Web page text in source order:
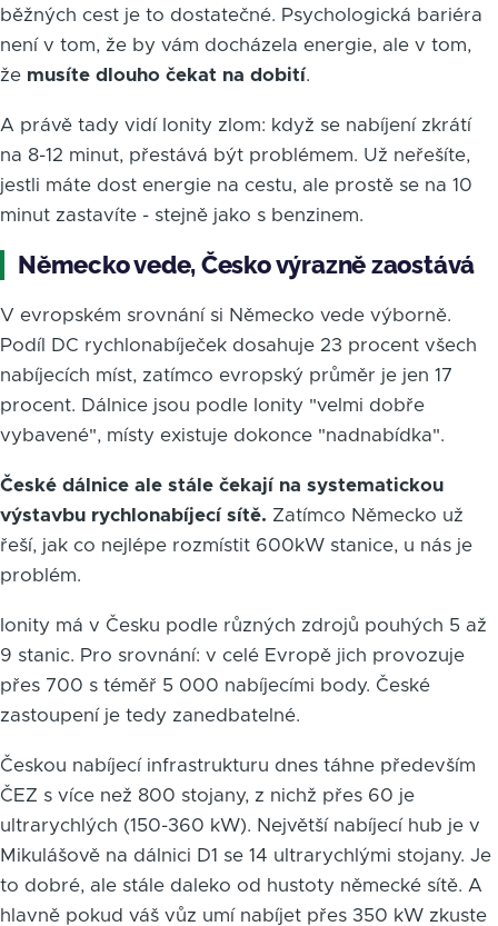
běžných cest je to dostatečné. Psychologická bariéra
není v tom, že by vám docházela energie, ale v tom,
že musíte dlouho čekat na dobití.
A právě tady vidí Ionity zlom: když se nabíjení zkrátí
na 8-12 minut, přestává být problémem. Už neřešíte,
jestli máte dost energie na cestu, ale prostě se na 10
minut zastavíte - stejně jako s benzinem.
Německo vede, Česko výrazně zaostává
V evropském srovnání si Německo vede výborně.
Podíl DC rychlonabíječek dosahuje 23 procent všech
nabíjecích míst, zatímco evropský průměr je jen 17
procent. Dálnice jsou podle Ionity "velmi dobře
vybavené", místy existuje dokonce "nadnabídka".
České dálnice ale stále čekají na systematickou
výstavbu rychlonabíjecí sítě. Zatímco Německo už
řeší, jak co nejlépe rozmístit 600kW stanice, u nás je
problém.
Ionity má v Česku podle různých zdrojů pouhých 5 až
9 stanic. Pro srovnání: v celé Evropě jich provozuje
přes 700 s téměř 5 000 nabíjecími body. České
zastoupení je tedy zanedbatelné.
Českou nabíjecí infrastrukturu dnes táhne především
ČEZ s více než 800 stojany, z nichž přes 60 je
ultrarychlých (150-360 kW). Největší nabíjecí hub je v
Mikulášově na dálnici D1 se 14 ultrarychlými stojany. Je
to dobré, ale stále daleko od hustoty německé sítě. A
hlavně pokud váš vůz umí nabíjet přes 350 kW zkuste